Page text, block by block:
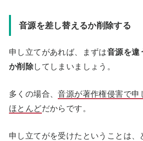
音源を差し替えるか削除する
申し立てがあれば、まずは音源を違
か削除してしまいましょう。
多くの場合、音源が著作権侵害で申
ほとんどだからです。
申し立てがを受けたということは